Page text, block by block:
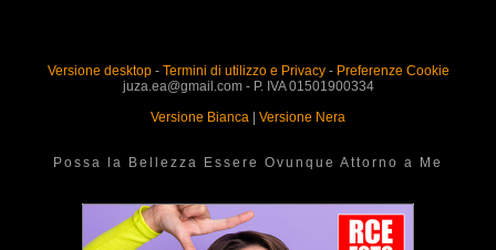
Versione desktop- Termini di utilizzo e Privacy- Preferenze Cookie
juza.ea@gmail.com - P. IVA 01501900334
Versione Bianca
Versione Nera
Possa la Bellezza Essere Ovunque Attorno a Me